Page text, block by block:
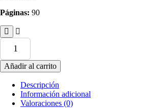
Páginas: 90
Hackers
cantidad
Añadir al carrito
Descripción
Información adicional
Valoraciones (0)